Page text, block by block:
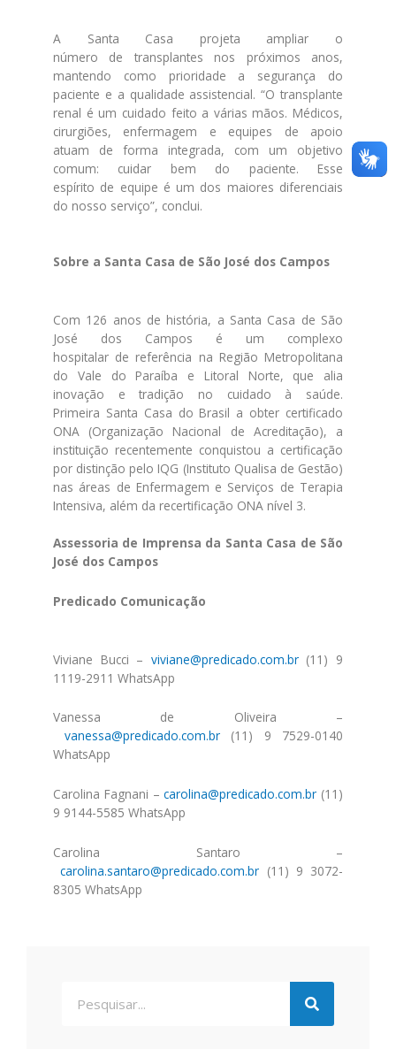
A Santa Casa projeta ampliar o
número de transplantes nos próximos anos,
mantendo como prioridade a segurança do
paciente e a qualidade assistencial. “O transplante
renal é um cuidado feito a várias mãos. Médicos,
cirurgiões, enfermagem e equipes de apoio
atuam de forma integrada, com um objetivo
comum: cuidar bem do paciente. Esse
espírito de equipe é um dos maiores diferenciais
do nosso serviço”, conclui.
Sobre a Santa Casa de São José dos Campos
Com 126 anos de história, a Santa Casa de São
José dos Campos é um complexo
hospitalar de referência na Região Metropolitana
do Vale do Paraíba e Litoral Norte, que alia
inovação e tradição no cuidado à saúde.
Primeira Santa Casa do Brasil a obter certificado
ONA (Organização Nacional de Acreditação), a
instituição recentemente conquistou a certificação
por distinção pelo IQG (Instituto Qualisa de Gestão)
nas áreas de Enfermagem e Serviços de Terapia
Intensiva, além da recertificação ONA nível 3.
Assessoria de Imprensa da Santa Casa de São
José dos Campos
Predicado Comunicação
Viviane Bucci – viviane@predicado.com.br(11) 9
1119-2911 WhatsApp
Vanessa de Oliveira –
vanessa@predicado.com.br(11) 9 7529-0140
WhatsApp
Carolina Fagnani –carolina@predicado.com.br (11)
9 9144-5585 WhatsApp
Carolina Santaro –
carolina.santaro@predicado.com.br (11) 9 3072-
8305 WhatsApp